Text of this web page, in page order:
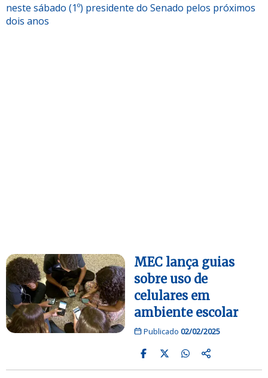
neste sábado (1º) presidente do Senado pelos próximos
dois anos
MEC lança guias
sobre uso de
celulares em
ambiente escolar
Publicado 02/02/2025